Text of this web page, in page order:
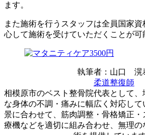
ます。
また施術を行うスタッフは全員国家
心して施術を受けていただくことが可
執筆者：山口 滉
柔道整復師
相模原市のベスト整骨院代表として、
な身体の不調・痛みに幅広く対応し
景に合わせて、筋肉調整・骨格矯正
療機などを適切に組み合わせ、無理